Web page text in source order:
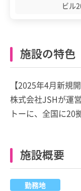
ビル
施設の特色
【2025年4月新規
株式会社JSHが運
トーに、全国に20
施設概要
勤務地